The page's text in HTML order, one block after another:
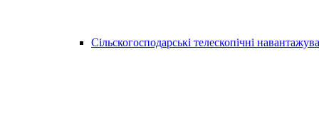
Сільскогосподарські телескопічні